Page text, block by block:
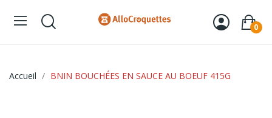
0
Accueil BNIN BOUCHÉES EN SAUCE AU BOEUF 415G